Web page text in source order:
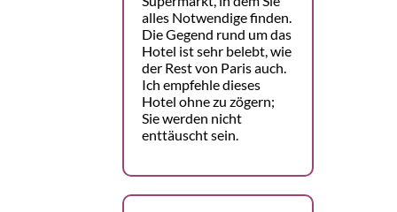
alles Notwendige finden.
Die Gegend rund um das
Hotel ist sehr belebt, wie
der Rest von Paris auch.
Ich empfehle dieses
Hotel ohne zu zögern;
Sie werden nicht
enttäuscht sein.